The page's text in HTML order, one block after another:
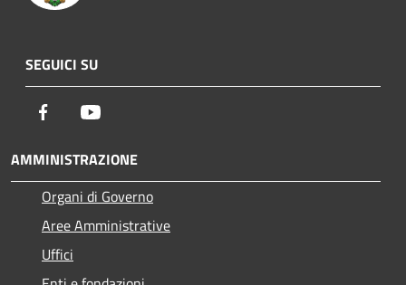
SEGUICI SU
Facebook
AMMINISTRAZIONE
Organi di Governo
Aree Amministrative
Uffici